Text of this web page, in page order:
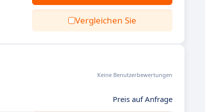
Vergleichen Sie
Keine Benutzerbewertungen
Preis auf Anfrage